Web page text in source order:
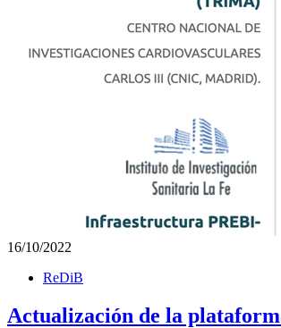
16/10/2022
ReDiB
Actualización de la